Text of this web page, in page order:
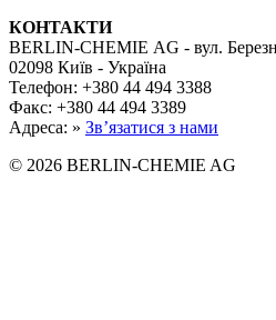
КОНТАКТИ
BERLIN-CHEMIE AG - вул.
02098 Київ - Україна
Телефон: +380 44 494 3388
Факс: +380 44 494 3389
Адреса: » Зв’язатися з нами
© 2026 BERLIN-CHEMIE AG